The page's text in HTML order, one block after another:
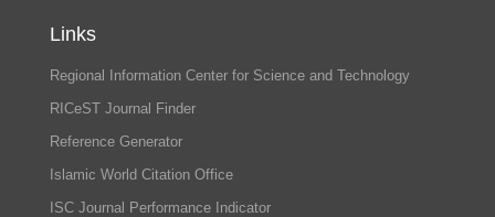
Links
Regional Information Center for Science and Technology
RICeST Journal Finder
Reference Generator
Islamic World Citation Office
ISC Journal Performance Indicator